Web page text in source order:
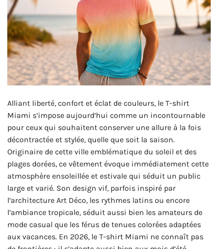
Alliant liberté, confort et éclat de couleurs, le T-shirt
Miami s’impose aujourd’hui comme un incontournable
pour ceux qui souhaitent conserver une allure à la fois
décontractée et stylée, quelle que soit la saison.
Originaire de cette ville emblématique du soleil et des
plages dorées, ce vêtement évoque immédiatement cette
atmosphère ensoleillée et estivale qui séduit un public
large et varié. Son design vif, parfois inspiré par
l’architecture Art Déco, les rythmes latins ou encore
l’ambiance tropicale, séduit aussi bien les amateurs de
mode casual que les férus de tenues colorées adaptées
aux vacances. En 2026, le T-shirt Miami ne connaît pas